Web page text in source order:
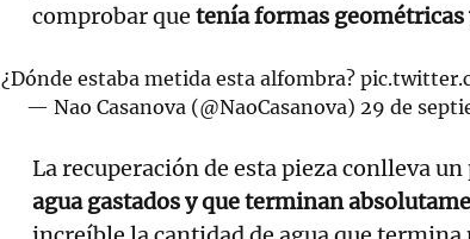
comprobar que tenía formas geométricas
¿Dónde estaba metida esta alfombra?
— Nao Casanova (@NaoCasanova) 29 de
La recuperación de esta pieza conlleva un
agua gastados y que terminan